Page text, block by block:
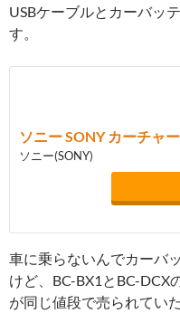
USBケーブルとカーバッ
す。
ソニー SONY カーチャ
ソニー(SONY)
車に乗らないんでカーバ
けど、BC-BX1とBC-DCX
が同じ値段で売られてい